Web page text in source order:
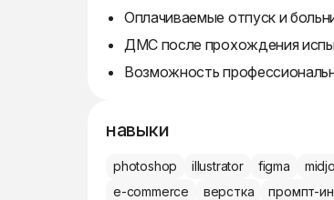
Оплачиваемые отпуск и
ДМС после прохождения
Возможность
навыки
photoshop illustrator figma
e-commerce
верстка промпт-